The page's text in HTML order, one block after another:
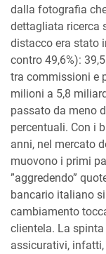
dalla fotografia
dettagliata ricerca
distacco era stato
contro 49,6%):
tra commissioni e
milioni a 5,8
passato da meno
percentuali. Con i
anni, nel mercato
muovono i primi
”aggredendo”
bancario italiano
cambiamento
clientela. La
assicurativi, infatti,